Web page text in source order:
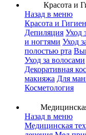
Красота и
Назад в меню
Красота и
Депиляция Уход
и ногтями Уход
полостью рта
Уход за волосами
Декоративная
макияжа Для
Косметология
Назад в меню
Медицинская